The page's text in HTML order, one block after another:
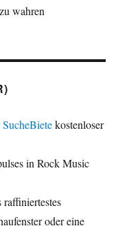
wahren
kostenloser
in Rock Music
raffiniertestes
oder eine